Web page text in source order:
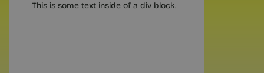
4 min
This is some text inside of a div block.